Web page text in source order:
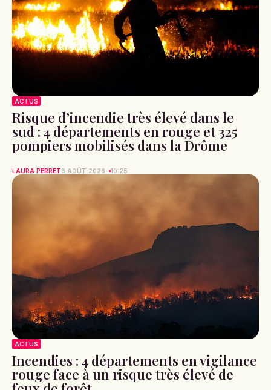
ACTUS
Risque d’incendie très élevé dans le
sud : 4 départements en rouge et 325
pompiers mobilisés dans la Drôme
LAURA PERRET6 AOÛT 2026 10:25
ACTUS
Incendies : 4 départements en vigilance
rouge face à un risque très élevé de